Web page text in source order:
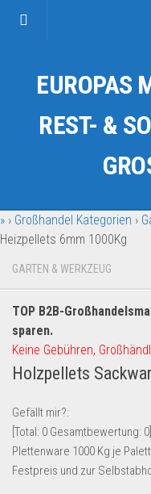
Kategorien
Auto & Motorrad
Fahrzeuge & Transport
Garten & Werkzeug
Geschäft, Büro &
Geschenkartikel
Handy und Smartphone
Kosmetik & Pflege
Lebensmittel & Getränke
Multimedia & Elektro
Münzen
Spielzeug & Games
EUROPAS
REST- &
» › Großhandel Kategorien ›
Heizpellets 6mm 1000Kg
GARTEN & WERKZEUG
TOP B2B-
sparen.
Keine Gebühren,
Holzpellets
Gefällt mir?:
[Total: 0 Gesamtbewertung: 0
Plettenware 1000 Kg je
Festpreis und zur